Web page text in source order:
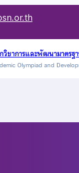
ชาการและพัฒนามาตรฐ
Olympiad and